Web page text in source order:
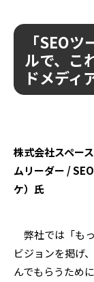
「SEO
ルで、こ
ドメディ
株式会社スペー
ムリーダー /
ケ）氏
弊社では「も
ビジョンを掲げ
んでもらうため